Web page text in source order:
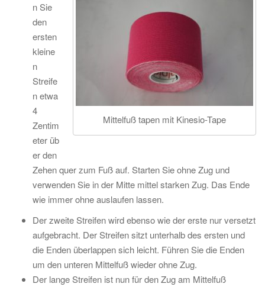
Mittelfuß tapen mit Kinesio-Tape
n Sie
den
ersten
kleine
n
Streife
n etwa
4
Zentim
eter üb
er den
Zehen quer zum Fuß auf. Starten Sie ohne Zug und
verwenden Sie in der Mitte mittel starken Zug. Das Ende
wie immer ohne auslaufen lassen.
Der zweite Streifen wird ebenso wie der erste nur versetzt
aufgebracht. Der Streifen sitzt unterhalb des ersten und
die Enden überlappen sich leicht. Führen Sie die Enden
um den unteren Mittelfuß wieder ohne Zug.
Der lange Streifen ist nun für den Zug am Mittelfuß